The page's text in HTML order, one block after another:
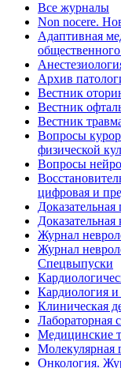
Все журналы
Non nocere.
Адаптивная
Архив
Вестник
Вестник
Вестник
Вопросы
физической
Вопросы
цифровая и
Доказательная
Журнал
Журнал
Спецвыпуски
Кардиология и
Клиническая
Лабораторная
Медицинские
Молекулярная
Онкология.